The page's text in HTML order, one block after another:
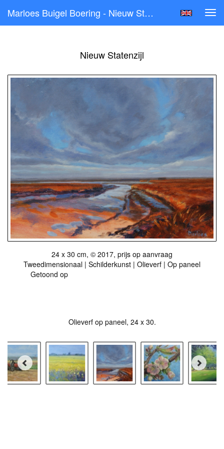
Marloes Buigel Boering - Nieuw Statenzijl
Nieuw Statenzijl
24 x 30 cm, © 2017, prijs op aanvraag
Tweedimensionaal | Schilderkunst | Olieverf | Op paneel
Getoond op
Olieverf op paneel, 24 x 30.